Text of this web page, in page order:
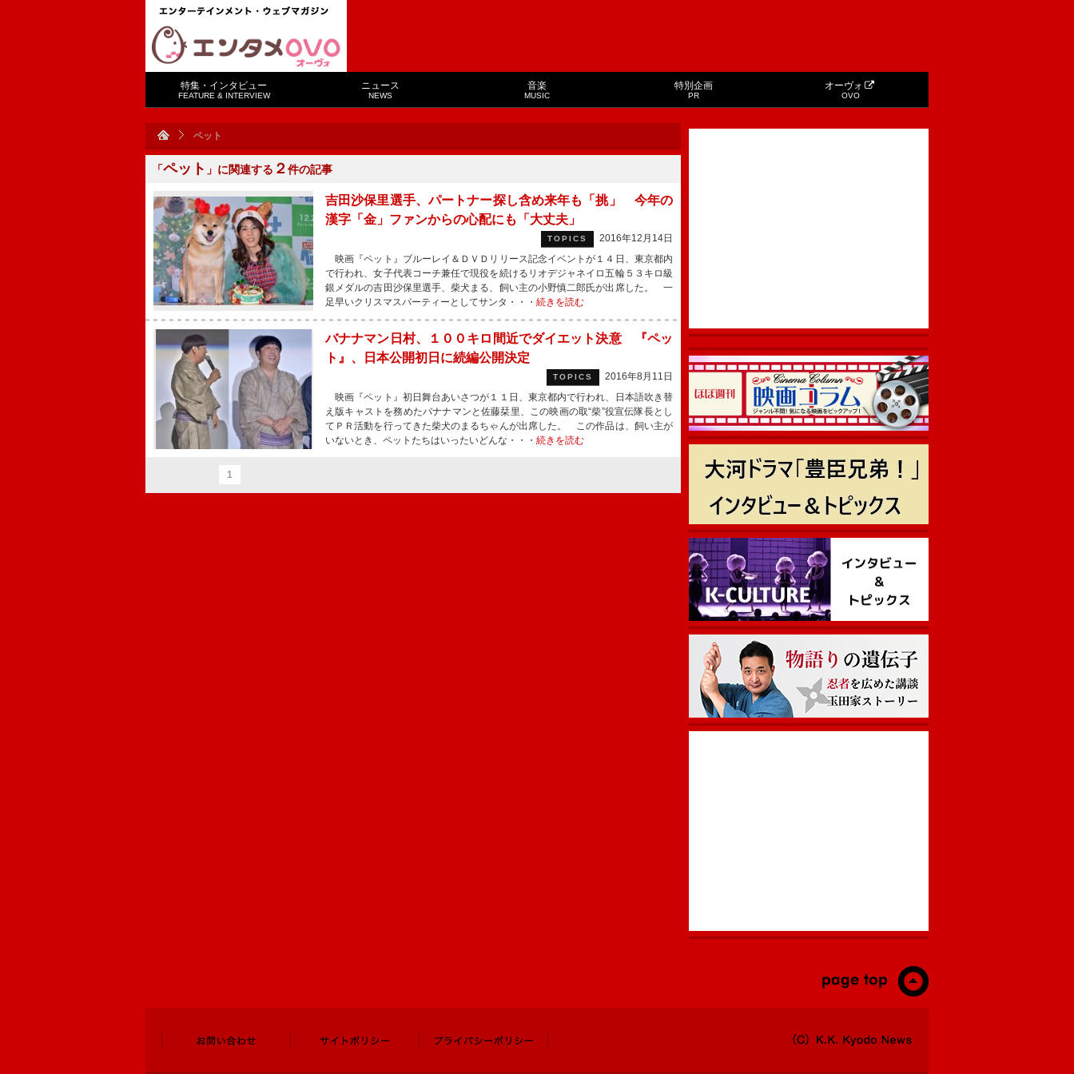
特集・インタビュー
FEATURE & INTERVIEW
ニュース
NEWS
音楽
MUSIC
特別企画
PR
オーヴォ
OVO
ペット
「ペット 」に関連する ２件の記事
吉田沙保里選手、パートナー探し含め来年も「挑」 今年の
漢字「金」ファンからの心配にも「大丈夫」
TOPICS
2016年12月14日
映画『ペット』ブルーレイ＆ＤＶＤリリース記念イベントが１４日、東京都内
で行われ、女子代表コーチ兼任で現役を続けるリオデジャネイロ五輪５３キロ級
銀メダルの吉田沙保里選手、柴犬まる、飼い主の小野慎二郎氏が出席した。 一
足早いクリスマスパーティーとしてサンタ・・・ 続きを読む
バナナマン日村、１００キロ間近でダイエット決意 『ペッ
ト』、日本公開初日に続編公開決定
TOPICS
2016年8月11日
映画『ペット』初日舞台あいさつが１１日、東京都内で行われ、日本語吹き替
え版キャストを務めたバナナマンと佐藤栞里、この映画の取“柴”役宣伝隊長とし
てＰＲ活動を行ってきた柴犬のまるちゃんが出席した。 この作品は、飼い主が
いないとき、ペットたちはいったいどんな・・・ 続きを読む
1